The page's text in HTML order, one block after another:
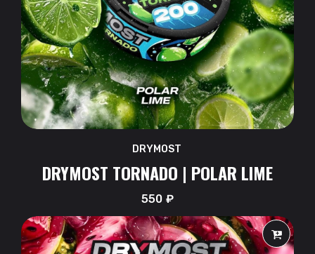
DRYMOST
DRYMOST TORNADO | POLAR LIME
550₽